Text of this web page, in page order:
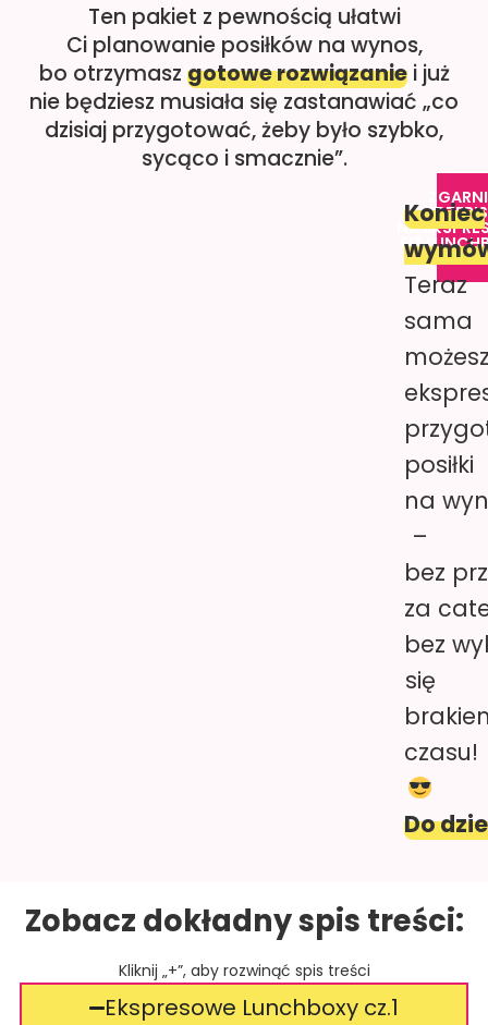
Ten pakiet z pewnością ułatwi
Ci planowanie posiłków na wynos,
bo otrzymasz gotowe rozwiązaniei już
nie będziesz musiała się zastanawiać „co
dzisiaj przygotować, żeby było szybko,
sycąco i smacznie”.
Koniec
Teraz
sama
posiłki
na
–
bez
za
bez
się
czasu!
Do
NA
FIT
ZA 79
Zobacz dokładny spis treści:
Kliknij „+”, aby rozwinąć spis treści
Ekspresowe Lunchboxy cz.1